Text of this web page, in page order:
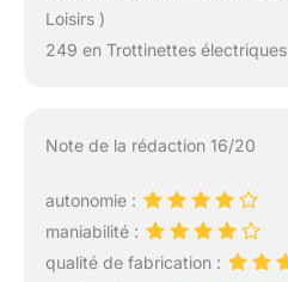
Loisirs )
249 en Trottinettes électriques
Note de la rédaction 16/20
autonomie :
maniabilité :
qualité de fabrication :